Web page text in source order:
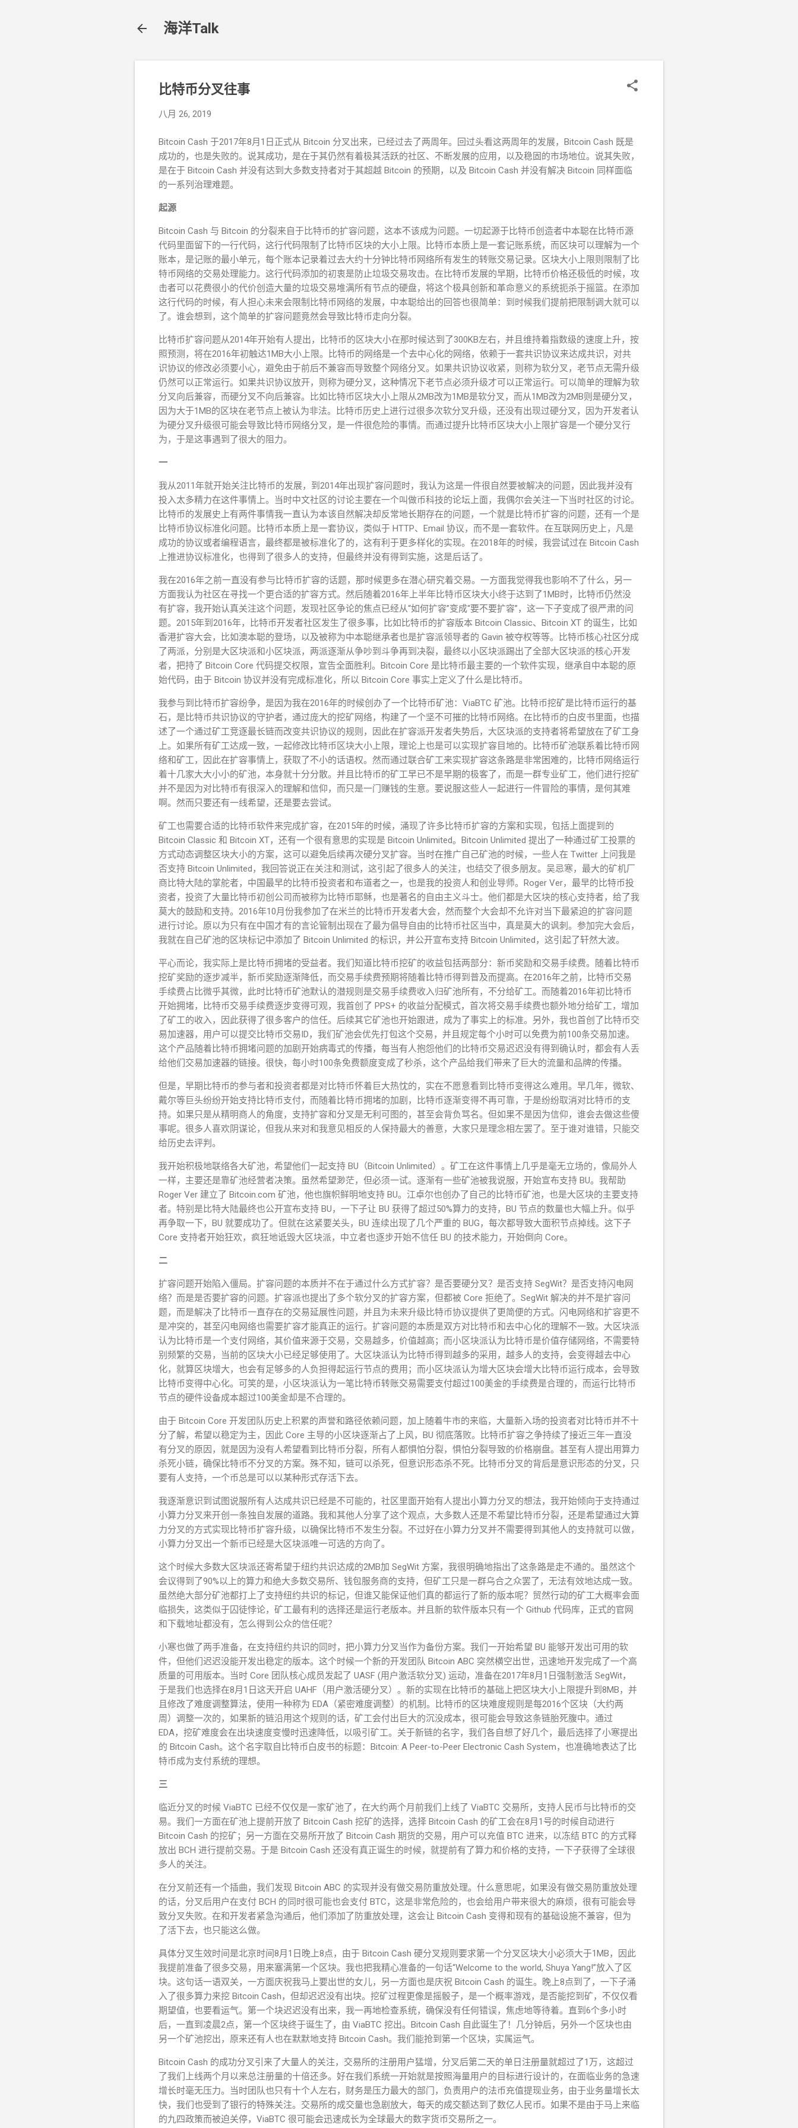
海洋Talk
比特币分叉往事
八月 26, 2019
Bitcoin Cash 于2017年8月1日正式从 Bitcoin 分叉出来，已经过去了两周年。回过头看这两周年的发展，Bitcoin Cash 既是
成功的，也是失败的。说其成功，是在于其仍然有着极其活跃的社区、不断发展的应用，以及稳固的市场地位。说其失败，
是在于 Bitcoin Cash 并没有达到大多数支持者对于其超越 Bitcoin 的预期，以及 Bitcoin Cash 并没有解决 Bitcoin 同样面临
的一系列治理难题。
起源
Bitcoin Cash 与 Bitcoin 的分裂来自于比特币的扩容问题，这本不该成为问题。一切起源于比特币创造者中本聪在比特币源
代码里面留下的一行代码，这行代码限制了比特币区块的大小上限。比特币本质上是一套记账系统，而区块可以理解为一个
账本，是记账的最小单元，每个账本记录着过去大约十分钟比特币网络所有发生的转账交易记录。区块大小上限则限制了比
特币网络的交易处理能力。这行代码添加的初衷是防止垃圾交易攻击。在比特币发展的早期，比特币价格还极低的时候，攻
击者可以花费很小的代价创造大量的垃圾交易堆满所有节点的硬盘，将这个极具创新和革命意义的系统扼杀于摇篮。在添加
这行代码的时候，有人担心未来会限制比特币网络的发展，中本聪给出的回答也很简单：到时候我们提前把限制调大就可以
了。谁会想到，这个简单的扩容问题竟然会导致比特币走向分裂。
比特币扩容问题从2014年开始有人提出，比特币的区块大小在那时候达到了300KB左右，并且维持着指数级的速度上升，按
照预测，将在2016年初触达1MB大小上限。比特币的网络是一个去中心化的网络，依赖于一套共识协议来达成共识，对共
识协议的修改必须要小心，避免由于前后不兼容而导致整个网络分叉。如果共识协议收紧，则称为软分叉，老节点无需升级
仍然可以正常运行。如果共识协议放开，则称为硬分叉，这种情况下老节点必须升级才可以正常运行。可以简单的理解为软
分叉向后兼容，而硬分叉不向后兼容。比如比特币区块大小上限从2MB改为1MB是软分叉，而从1MB改为2MB则是硬分叉，
因为大于1MB的区块在老节点上被认为非法。比特币历史上进行过很多次软分叉升级，还没有出现过硬分叉，因为开发者认
为硬分叉升级很可能会导致比特币网络分叉，是一件很危险的事情。而通过提升比特币区块大小上限扩容是一个硬分叉行
为，于是这事遇到了很大的阻力。
一
我从2011年就开始关注比特币的发展，到2014年出现扩容问题时，我认为这是一件很自然要被解决的问题，因此我并没有
投入太多精力在这件事情上。当时中文社区的讨论主要在一个叫做币科技的论坛上面，我偶尔会关注一下当时社区的讨论。
比特币的发展史上有两件事情我一直认为本该自然解决却反常地长期存在的问题，一个就是比特币扩容的问题，还有一个是
比特币协议标准化问题。比特币本质上是一套协议，类似于 HTTP、Email 协议，而不是一套软件。在互联网历史上，凡是
成功的协议或者编程语言，最终都是被标准化了的，这有利于更多样化的实现。在2018年的时候，我尝试过在 Bitcoin Cash
上推进协议标准化，也得到了很多人的支持，但最终并没有得到实施，这是后话了。
我在2016年之前一直没有参与比特币扩容的话题，那时候更多在潜心研究着交易。一方面我觉得我也影响不了什么，另一
方面我认为社区在寻找一个更合适的扩容方式。然后随着2016年上半年比特币区块大小终于达到了1MB时，比特币仍然没
有扩容，我开始认真关注这个问题，发现社区争论的焦点已经从“如何扩容”变成“要不要扩容”，这一下子变成了很严肃的问
题。2015年到2016年，比特币开发者社区发生了很多事，比如比特币的扩容版本 Bitcoin Classic、Bitcoin XT 的诞生，比如
香港扩容大会，比如澳本聪的登场，以及被称为中本聪继承者也是扩容派领导者的 Gavin 被夺权等等。比特币核心社区分成
了两派，分别是大区块派和小区块派，两派逐渐从争吵到斗争再到 决裂，最终以小区块派踢出了全部大区块派的核心开发
者，把持了 Bitcoin Core 代码提交权限，宣告全面胜利。Bitcoin Core 是比特币最主要的一个软件实现，继承自中本聪的原
始代码，由于 Bitcoin 协议并没有完成标准化，所以 Bitcoin Core 事实上定义了什么是 比特币。
我参与到比特币扩容纷争，是因为我在2016年的时候创办了一个比特币矿池：ViaBTC 矿池。比特币挖矿是比特币运行的基
石，是比特币共识协议的守护者，通过庞大的挖矿网络，构建了一个坚不可摧的比特币网络。在比特币的白皮书里面，也描
述了一个通过矿工竞逐最长链而改变共识协议的规则，因此在扩容派开发者失势后，大区块派的支持者将希望放在了矿工身
上。如果所有矿工达成一致，一起修改比特币区块大小上限，理论上也是可以实现扩容目地的。比特币矿池联系着比特币网
络和矿工，因此在扩容事情上，获取了不小的话语权。然而通过联合矿工来实现扩容这条路是非常困难的，比特币网络运行
着十几家大大小小的矿池，本身就十分分散。并且比特币的矿工早已不是早期的极客了，而是一群专业矿工，他们进行挖矿
并不是因为对比特币有很深入的理解和信仰，而只是一门赚钱的生意。要说服这些人一起进行一件冒险的事情，是何其难
啊。然而只要还有一线希望，还是要去尝试。
矿工也需要合适的比特币软件来完成扩容，在2015年的时候，涌现了许多比特币扩容的方案和实现，包括上面提到的
Bitcoin Classic 和 Bitcoin XT，还有一个很有意思的实现是 Bitcoin Unlimited。Bitcoin Unlimited 提出了一种通过矿工投票的
方式动态调整区块大小的方案，这可以避免后续再次硬分叉扩容。当时在推广自己矿池的时候，一些人在 Twitter 上问我是
否支持 Bitcoin Unlimited，我回答说正在关注和测试，这引起了很多人的关注，也结交了很多朋友。吴忌寒，最大的矿机厂
商比特大陆的掌舵者，中国最早的比特币投资者和布道者之一，也是我的投资人和创业导师。Roger Ver，最早的比特币投
资者，投资了大量比特币初创公司而被称为比特币耶稣，也是著名的自由主义斗士。他们都是大区块的核心支持者，给了我
莫大的鼓励和支持。2016年10月份我参加了在米兰的比特币开发者大会，然而整个大会却不允许对当下最紧迫的扩容问题
进行讨论。原以为只有在中国才有的言论管制出现在了最为倡导自由的比特币社区当中，真是莫大的讽刺。参加完大会后，
我就在自己矿池的区块标记中添加了 Bitcoin Unlimited 的标识，并公开宣布支持 Bitcoin Unlimited，这引起了轩然大波。
平心而论，我实际上是比特币拥堵的受益者。我们知道比特币挖矿的收益包括两部分：新币奖励和交易手续费。随着比特币
挖矿奖励的逐步减半，新币奖励逐渐降低，而交易手续费预期将随着比特币得到普及而提高。在2016年之前，比特币交易
手续费占比微乎其微，此时比特币矿池默认的潜规则是交易手续费收入归矿池所有，不分给矿工。而随着2016年初比特币
开始拥堵，比特币交易手续费逐步变得可观，我首创了 PPS+ 的收益分配模式，首次将交易手续费也额外地分给矿工，增加
了矿工的收入，因此获得了很多客户的信任。后续其它矿池也开始跟进，成为了事实上的标准。另外，我也首创了比特币交
易加速器，用户可以提交比特币交易ID，我们矿池会优先打包这个交易，并且规定每个小时可以免费为前100条交易加速。
这个产品随着比特币拥堵问题的加剧开始病毒式的传播，每当有人抱怨他们的比特币交易迟迟没有得到确认时，都会有人丢
给他们交易加速器的链接。很快，每小时100条免费额度变成了秒杀，这个产品给我们带来了巨大的流量和品牌的传播。
但是，早期比特币的参与者和投资者都是对比特币怀着巨大热忱的，实在不愿意看到比特币变得这么难用。早几年，微软、
戴尔等巨头纷纷开始支持比特币支付，而随着比特币拥堵的加剧，比特币逐渐变得不再可靠，于是纷纷取消对比特币的支
持。如果只是从精明商人的角度，支持扩容和分叉是无利可图的，甚至会背负骂名。但如果不是因为信仰，谁会去做这些傻
事呢。很多人喜欢阴谋论，但我从来对和我意见相反的人保持最大的善意，大家只是理念相左罢了。至于谁对谁错，只能交
给历史去评判。
我开始积极地联络各大矿池，希望他们一起支持 BU（Bitcoin Unlimited）。矿工在这件事情上几乎是毫无立场的，像局外人
一样，主要还是靠矿池经营者决策。虽然希望渺茫，但必须一试。逐渐有一些矿池被我说服，开始宣布支持 BU。我帮助
Roger Ver 建立了 Bitcoin.com 矿池，他也旗帜鲜明地支持 BU。江卓尔也创办了自己的比特币矿池，也是大区块的主要支持
者。特别是比特大陆最终也公开宣布支持 BU，一下子让 BU 获得了超过50%算力的支持，BU 节点的数量也大幅上升。似乎
再争取一下，BU 就要成功了。但就在这紧要关头，BU 连续出现了几个严重的 BUG，每次都导致大面积节点掉线。这下子
Core 支持者开始狂欢，疯狂地诋毁大区块派，中立者也逐步开始不信任 BU 的技术能力，开始倒向 Core。
二
扩容问题开始陷入僵局。扩容问题的本质并不在于通过什么方式扩容？是否要硬分叉？是否支持 SegWit？是否支持闪电网
络？而是是否要扩容的问题。扩容派也提出了多个软分叉的扩容方案，但都被 Core 拒绝了。SegWit 解决的并不是扩容问
题，而是解决了比特币一直存在的交易延展性问题，并且为未来升级比特币协议提供了更简便的方式。闪电网络和扩容更不
是冲突的，甚至闪电网络也需要扩容才能真正的运行。扩容问题的本质是双方对比特币和去中心化的理解不一致。大区块派
认为比特币是一个支付网络，其价值来源于交易，交易越多，价值越高；而小区块派认为比特币是价值存储网络，不需要特
别频繁的交易，当前的区块大小已经足够使用了。大区块派认为比特币得到越多的采用，越多人的支持，会变得越去中心
化，就算区块增大，也会有足够多的人负担得起运行节点的费用；而小区块派认为增大区块会增大比特币运行成本，会导致
比特币变得中心化。可笑的是，小区块派认为一笔比特币转账交易需要支付超过100美金的手续费是合理的，而运行比特币
节点的硬件设备成本超过100美金却是不合理的。
由于 Bitcoin Core 开发团队历史上积累的声誉和路径依赖问题，加上随着牛市的来临，大量新入场的投资者对比特币并不十
分了解，希望以稳定为主，因此 Core 主导的小区块逐渐占了上风，BU 彻底落败。比特币扩容之争持续了接近三年一直没
有分叉的原因，就是因为没有人希望看到比特币分裂，所有人都惧怕分裂，惧怕分裂导致的价格崩盘。甚至有人提出用算力
杀死小链，确保比特币不分叉的方案。殊不知，链可以杀死，但意识形态杀不死。比特币分叉的背后是意识形态的分叉，只
要有人支持，一个币总是可以以某种形式存活下去。
我逐渐意识到试图说服所有人达成共识已经是不可能的，社区里面开始有人提出小算力分叉的想法，我开始倾向于支持通过
小算力分叉来开创一条独自发展的道路。我和其他人分享了这个观点，大多数人还是不希望比特币分裂，还是希望通过大算
力分叉的方式实现比特币扩容升级，以确保比特币不发生分裂。不过好在小算力分叉并不需要得到其他人的支持就可以做，
小算力分叉出一个新币已经是大区块派唯一可选的方向了。
这个时候大多数大区块派还寄希望于纽约共识达成的2MB加 SegWit 方案，我很明确地指出了这条路是走不通的。虽然这个
会议得到了90%以上的算力和绝大多数交易所、钱包服务商的支持，但矿工只是一群乌合之众罢了，无法有效地达成一致。
虽然绝大部分矿池都打上了支持纽约共识的标记，但谁又能保证他们真的都运行了新的版本呢？贸然行动的矿工大概率会面
临损失，这类似于囚徒悖论，矿工最有利的选择还是运行老版本。并且新的软件版本只有一个 Github 代码库，正式的官网
和下载地址都没有，怎么得到公众的信任呢？
小寒也做了两手准备，在支持纽约共识的同时，把小算力分叉当作为备份方案。我们一开始希望 BU 能够开发出可用的软
件，但他们迟迟没能开发出稳定的版本。这个时候一个新的开发团队 Bitcoin ABC 突然横空出世，迅速地开发完成了一个高
质量的可用版本。当时 Core 团队核心成员发起了 UASF (用户激活软分叉) 运动，准备在2017年8月1日强制激活 SegWit，
于是我们也选择在8月1日这天开启 UAHF（用户激活硬分叉）。新的实现在比特币的基础上把区块大小上限提升到8MB，并
且修改了难度调整算法，使用一种称为 EDA（紧密难度调整）的机制。比特币的区块难度规则是每2016个区块（大约两
周）调整一次的，如果新的链沿用这个规则的话，矿工会付出巨大的沉没成本，很可能会导致这条链胎死腹中。通过
EDA，挖矿难度会在出块速度变慢时迅速降低，以吸引矿工。关于新链的名字，我们各自想了好几个，最后选择了小寒提出
的 Bitcoin Cash。这个名字取自比特币白皮书的标题：Bitcoin: A Peer-to-Peer Electronic Cash System，也准确地表达了比
特币成为支付系统的理想。
三
临近分叉的时候 ViaBTC 已经不仅仅是一家矿池了，在大约两个月前我们上线了 ViaBTC 交易所，支持人民币与比特币的交
易。我们一方面在矿池上提前开放了 Bitcoin Cash 挖矿的选择，选择 Bitcoin Cash 的矿工会在8月1号的时候自动进行
Bitcoin Cash 的挖矿；另一方面在交易所开放了 Bitcoin Cash 期货的交易，用户可以充值 BTC 进来，以冻结 BTC 的方式释
放出 BCH 进行提前交易。于是 Bitcoin Cash 还没有真正诞生的时候，就提前有了算力和价格的支持，一下子获得了全球很
多人的关注。
在分叉前还有一个插曲，我们发现 Bitcoin ABC 的实现并没有做交易防重放处理。什么意思呢，如果没有做交易防重放处理
的话，分叉后用户在支付 BCH 的同时很可能也会支付 BTC，这是非常危险的，也会给用户带来很大的麻烦，很有可能会导
致分叉失败。在和开发者紧急沟通后，他们添加了防重放处理，这会让 Bitcoin Cash 变得和现有的基础设施不兼容，但为
了活下去，也只能这么做。
具体分叉生效时间是北京时间8月1日晚上8点，由于 Bitcoin Cash 硬分叉规则要求第一个分叉区块大小必须大于1MB，因此
我提前准备了很多交易，用来塞满第一个区块。我也把我精心准备的一句话“Welcome to the world, Shuya Yang!”放入了区
块。这句话一语双关，一方面庆祝我马上要出世的女儿，另一方面也是庆祝 Bitcoin Cash 的诞生。晚上8点到了，一下子涌
入了很多算力来挖 Bitcoin Cash，但却迟迟没有出块。挖矿过程更像是摇骰子，是一个概率游戏，是否能挖到矿，不仅仅看
期望值，也要看运气。第一个块迟迟没有出来，我一再地检查系统，确保没有任何错误，焦虑地等待着。直到6个多小时
后，一直到凌晨2点，第一个区块终于诞生了，由 ViaBTC 挖出。Bitcoin Cash 自此诞生了！几分钟后，另外一个区块也由
另一个矿池挖出，原来还有人也在默默地支持 Bitcoin Cash。我们能抢到第一个区块，实属运气。
Bitcoin Cash 的成功分叉引来了大量人的关注，交易所的注册用户猛增，分叉后第二天的单日注册量就超过了1万，这超过
了我们上线两个月以来总注册量的十倍还多。好在我们系统一开始就是按照海量用户的目标进行设计的，在面临业务的急速
增长时毫无压力。当时团队也只有十个人左右，财务是压力最大的部门，负责用户的法币充值提现业务，由于业务量增长太
快，我们也受到了银行的特殊关注。交易所的成交量也急剧放大，每天的成交额达到了数亿人民币。如果不是由于马上来临
的九四政策而被迫关停，ViaBTC 很可能会迅速成长为全球最大的数字货币交易所之一。